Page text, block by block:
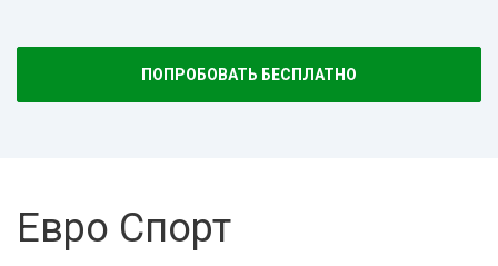
ПОПРОБОВАТЬ БЕСПЛАТНО
Евро Спорт